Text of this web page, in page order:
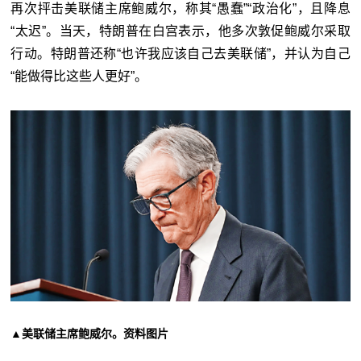
再次抨击美联储主席鲍威尔，称其“愚蠢”“政治化”，且降息
“太迟”。当天，特朗普在白宫表示，他多次敦促鲍威尔采取
行动。特朗普还称“也许我应该自己去美联储”，并认为自己
“能做得比这些人更好”。
▲美联储主席鲍威尔。资料图片